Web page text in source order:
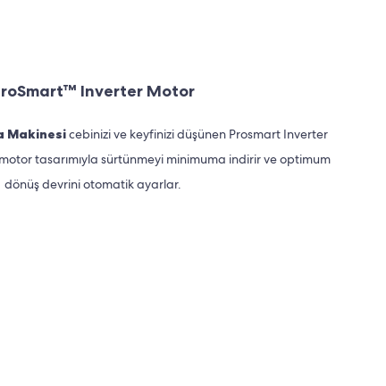
Inverter Motor
Makinesicebinizi ve keyfinizi düşünen Prosmart Inverter
tasarımıyla sürtünmeyi minimuma indirir ve optimum
dönüş devrini otomatik ayarlar.